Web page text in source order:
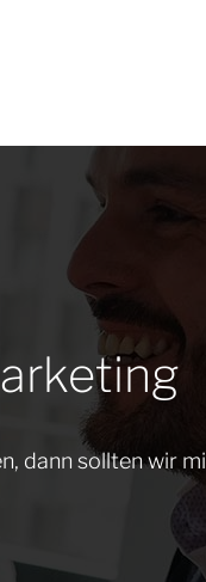
dann sollten wir